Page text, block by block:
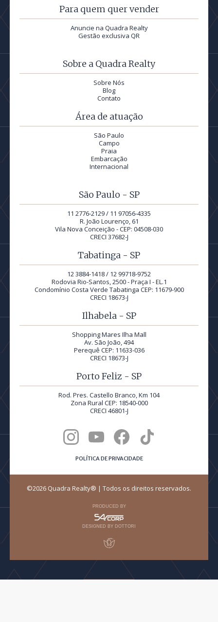
Para quem quer vender
Anuncie na Quadra Realty
Gestão exclusiva QR
Sobre a Quadra Realty
Sobre Nós
Blog
Contato
Área de atuação
São Paulo
Campo
Praia
Embarcação
Internacional
São Paulo - SP
11 2776-2129 / 11 97056-4335
R. João Lourenço, 61
Vila Nova Conceição - CEP: 04508-030
CRECI 37682-J
Tabatinga - SP
12 3884-1418 / 12 99718-9752
Rodovia Rio-Santos, 2500 - Praça I - EL.1
Condomínio Costa Verde Tabatinga CEP: 11679-900
CRECI 18673-J
Ilhabela - SP
Shopping Mares Ilha Mall
Av. São João, 494
Perequê CEP: 11633-036
CRECI 18673-J
Porto Feliz - SP
Rod. Pres. Castello Branco, Km 104
Zona Rural CEP: 18540-000
CRECI 46801-J
POLÍTICA DE PRIVACIDADE
©2026 Quadra Realty® | Todos os direitos reservados.
PRODUCED BY
DESIGNED BY DOTTORI